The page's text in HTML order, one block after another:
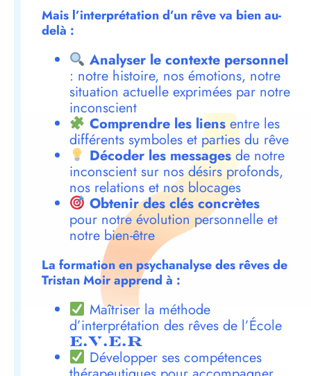
Mais l’interprétation d’un rêve va bien au-
delà :
Analyser le contexte personnel
: notre histoire, nos émotions, notre
situation actuelle exprimées par notre
inconscient
Comprendre les liensentre les
différents symboles et parties du rêve
Décoder les messagesde notre
inconscient sur nos désirs profonds,
nos relations et nos blocages
Obtenir des clés concrètes
pour notre évolution personnelle et
notre bien-être
La formation en psychanalyse des rêves de
Tristan Moir apprend à :
Maîtriser la méthode
d’interprétation des rêves de l’École
E.V.E.R
Développer ses compétences